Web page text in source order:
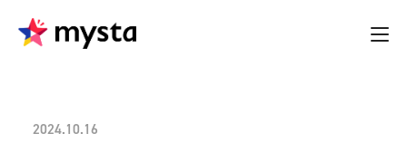
2024.10.16